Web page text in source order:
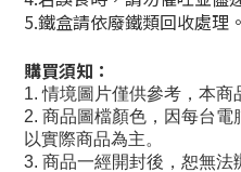
5.鐵盒請依廢鐵類回收處理。
購買須知：
1.情境圖片僅供參考，本商
2. 商品圖檔顏色，因每台電
以實際商品為主。
3. 商品一經開封後，恕無法